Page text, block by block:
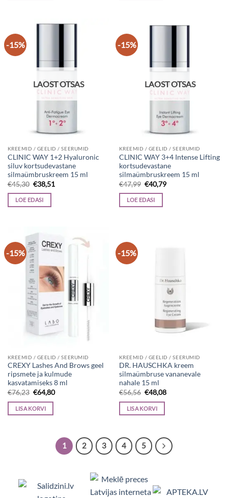
-15%
LAOST OTSAS
KREEMID / GEELID / SEERUMID
CLINIC WAY 1+2 Hyaluronic
siluv kortsudevastane
silmaümbruskreem 15 ml
€45,30 Algne
hind
oli:
€45,30.
€38,51
LOE EDASI
-15%
LAOST OTSAS
KREEMID / GEELID / SEERUMID
CLINIC WAY 3+4 Intense Lifting
kortsudevastane
silmaümbruskreem 15 ml
€47,99 Algne
hind
oli:
€47,99.
€40,79Current
LOE EDASI
-15%
KREEMID / GEELID / SEERUMID
CREXY Lashes And Brows geel
ripsmete ja kulmude
kasvatamiseks 8 ml
€76,23 Algne
hind
oli:
€76,23.
€64,80Current
LISA KORVI
-15%
KREEMID / GEELID / SEERUMID
DR. HAUSCHKA kreem
silmaümbruse vananevale
nahale 15 ml
€56,56 Algne
hind
oli:
€56,56.
€48,08Current
LISA KORVI
1 2 3 4 5
Viedpulksteņi, Makita, Ceļojumu